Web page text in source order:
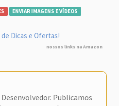
ENVIAR IMAGENS E VÍDEOS
Dicas e Ofertas!
nossos links na Amazon
Desenvolvedor. Publicamos